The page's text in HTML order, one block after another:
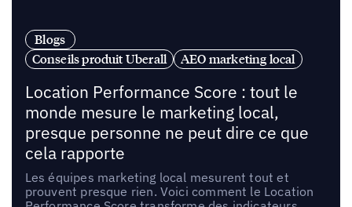
Blogs
Conseils produit Uberall
AEO marketing local
Location Performance Score : tout le
monde mesure le marketing local,
presque personne ne peut dire ce que
cela rapporte
Les équipes marketing local mesurent tout et
prouvent presque rien. Voici comment le Location